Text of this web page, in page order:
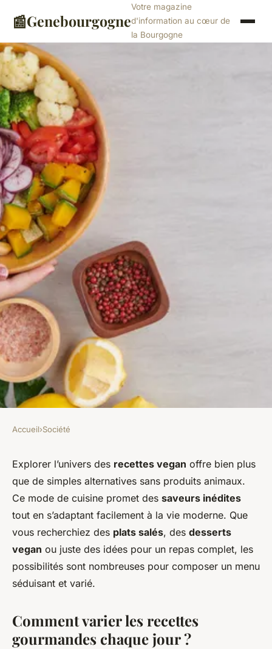
📰Genebourgogne
Votre magazine
d'information au cœur de
la Bourgogne
Des recettes vegan
gourmandes : plaisir et
créativité au quotidien
Mathilde•14 août 2025• 1 min de lecture
Accueil›Société
Explorer l’univers des recettes vegan offre bien plus
que de simples alternatives sans produits animaux.
Ce mode de cuisine promet des saveurs inédites
tout en s’adaptant facilement à la vie moderne. Que
vous recherchiez des plats salés, des desserts
vegan ou juste des idées pour un repas complet, les
possibilités sont nombreuses pour composer un menu
séduisant et varié.
Comment varier les recettes
gourmandes chaque jour ?